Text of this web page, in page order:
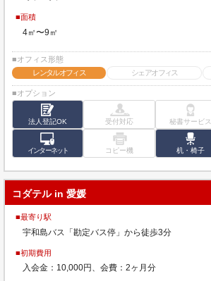
■面積
4㎡〜9㎡
■オフィス形態
レンタルオフィス
シェアオフィス
■オプション
法人登記OK 受付対応 秘書サービス
インターネット コピー機 机・椅子
コダテル in 愛媛
■最寄り駅
宇和島バス「勘定バス停」から徒歩3分
■初期費用
入会金：10,000円、会費：2ヶ月分